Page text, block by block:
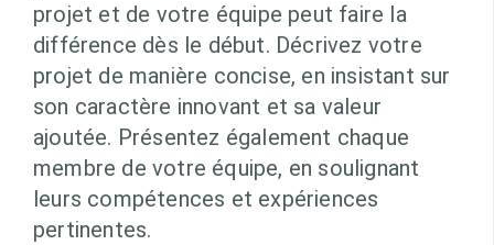
projet et de votre équipe peut faire la
différence dès le début. Décrivez votre
projet de manière concise, en insistant sur
son caractère innovant et sa valeur
ajoutée. Présentez également chaque
membre de votre équipe, en soulignant
leurs compétences et expériences
pertinentes.